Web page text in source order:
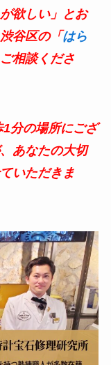
欲しい」とお
谷区の「 はら
相談くださ
分の場所にござ
あなたの大切
いただきま